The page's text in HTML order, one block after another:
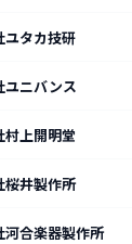
ユタカ技研
ユニバンス
村上開明堂
桜井製作所
河合楽器製作所